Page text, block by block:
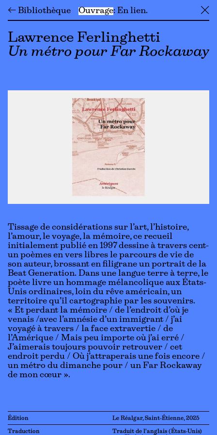
← Bibliothèque Ouvrage En lien ╳
Lawrence Ferlinghetti
Un métro pour Far Rockaway
Tissage de considérations sur l’art, l’histoire,
l’amour, le voyage, la mémoire, ce recueil
initialement publié en 1997 dessine à travers cent-
un poèmes en vers libres le parcours de vie de
son auteur, brossant en filigrane un portrait de la
Beat Generation. Dans une langue terre à terre, le
poète livre un hommage mélancolique aux États-
Unis ordinaires, loin du rêve américain, un
territoire qu’il cartographie par les souvenirs.
« Et perdant la mémoire / de l’endroit d’où je
venais /avec l’amnésie d’un immigrant / j’ai
voyagé à travers / la face extravertie / de
l’Amérique / Mais peu importe où j’ai erré /
J’aimerais toujours pouvoir retrouver / cet
endroit perdu / Où j’attraperais une fois encore /
un métro du dimanche pour / un Far Rockaway
de mon cœur ».
Édition Le Réalgar, Saint-Étienne, 2025
Traduction Traduit de l'anglais (États-Unis)